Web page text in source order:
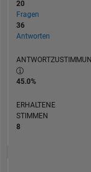
20
Fragen
36
Antworten
45.0%
ERHALTENE
STIMMEN
8